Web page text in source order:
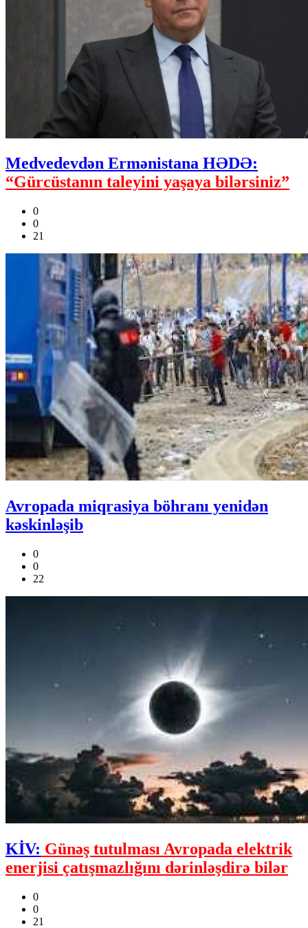
Medvedevdən Ermənistana HƏDƏ:
“Gürcüstanın taleyini yaşaya bilərsiniz”
0
0
21
Avropada miqrasiya böhranı yenidən
kəskinləşib
0
0
22
KİV: Günəş tutulması Avropada elektrik
enerjisi çatışmazlığını dərinləşdirə bilər
0
0
21